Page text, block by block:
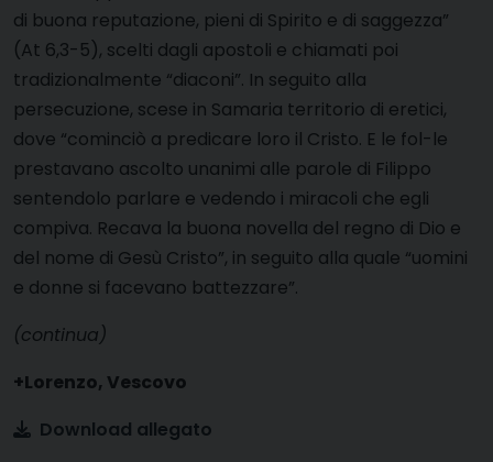
di buona reputazione, pieni di Spirito e di saggezza”
(At 6,3-5), scelti dagli apostoli e chiamati poi
tradizionalmente “diaconi”. In seguito alla
persecuzione, scese in Samaria territorio di eretici,
dove “cominciò a predicare loro il Cristo. E le fol-le
prestavano ascolto unanimi alle parole di Filippo
sentendolo parlare e vedendo i miracoli che egli
compiva. Recava la buona novella del regno di Dio e
del nome di Gesù Cristo”, in seguito alla quale “uomini
e donne si facevano battezzare”.
(continua)
+Lorenzo, Vescovo
Download allegato